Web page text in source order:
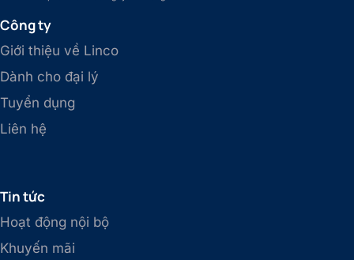
Công ty
Giới thiệu về Linco
Dành cho đại lý
Tuyển dụng
Liên hệ
Tin tức
Hoạt động nội bộ
Khuyến mãi